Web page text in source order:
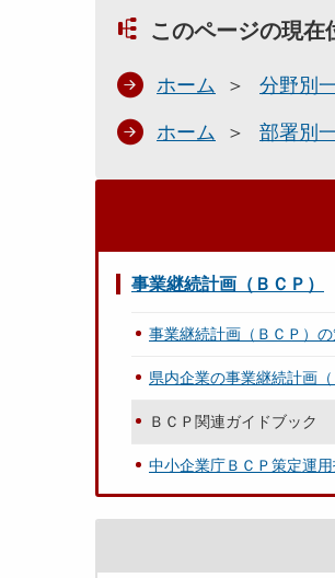
このページの現在
ホーム 分野別
ホーム 部署別
事業継続計画（ＢＣＰ）
事業継続計画（ＢＣＰ）
県内企業の事業継続計画
ＢＣＰ関連ガイドブック
中小企業庁ＢＣＰ策定運